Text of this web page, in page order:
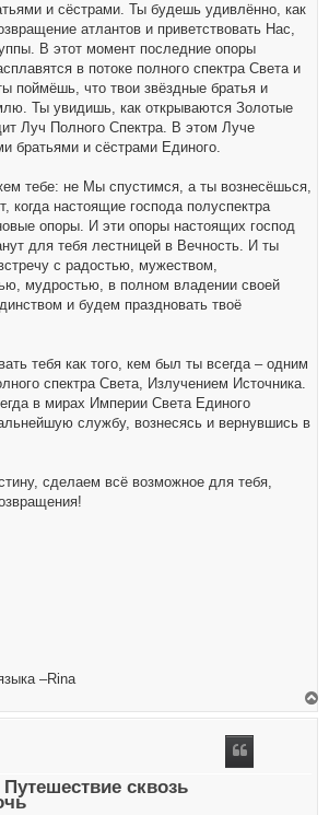
и сёстрами. Ты будешь удивлённо, как
атлантов и приветствовать Нас,
В этот момент последние опоры
в потоке полного спектра Света и
поймёшь, что твои звёздные братья и
Ты увидишь, как открываются Золотые
Луч Полного Спектра. В этом Луче
братьями и сёстрами Единого.
тебе: не Мы спустимся, а ты вознесёшься,
когда настоящие господа полуспектра
опоры. И эти опоры настоящих господ
для тебя лестницей в Вечность. И ты
с радостью, мужеством,
мудростью, в полном владении своей
и будем праздновать твоё
тебя как того, кем был ты всегда – одним
спектра Света, Излучением Источника.
в мирах Империи Света Единого
службу, вознесясь и вернувшись в
сделаем всё возможное для тебя,
–Rina
сквозь